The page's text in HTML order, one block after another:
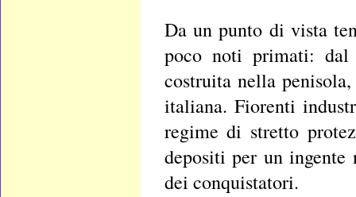
Da un punto di vista
poco noti primati:
costruita nella
italiana. Fiorenti
regime di stretto
depositi per un
dei conquistatori.